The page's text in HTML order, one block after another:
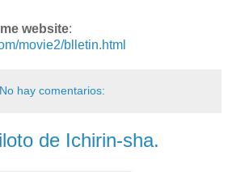
website:
movie2/blletin.html
No hay comentarios:
de Ichirin-sha.